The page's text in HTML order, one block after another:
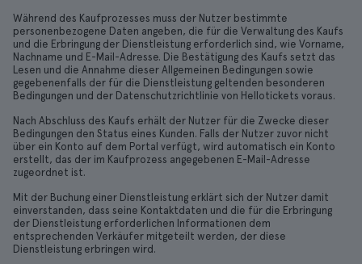
Während des Kaufprozesses muss der Nutzer bestimmte
personenbezogene Daten angeben, die für die Verwaltung des Kaufs
und die Erbringung der Dienstleistung erforderlich sind, wie Vorname,
Nachname und E-Mail-Adresse. Die Bestätigung des Kaufs setzt das
Lesen und die Annahme dieser Allgemeinen Bedingungen sowie
gegebenenfalls der für die Dienstleistung geltenden besonderen
Bedingungen und der Datenschutzrichtlinie von Hellotickets voraus.
Nach Abschluss des Kaufs erhält der Nutzer für die Zwecke dieser
Bedingungen den Status eines Kunden. Falls der Nutzer zuvor nicht
über ein Konto auf dem Portal verfügt, wird automatisch ein Konto
erstellt, das der im Kaufprozess angegebenen E-Mail-Adresse
zugeordnet ist.
Mit der Buchung einer Dienstleistung erklärt sich der Nutzer damit
einverstanden, dass seine Kontaktdaten und die für die Erbringung
der Dienstleistung erforderlichen Informationen dem
entsprechenden Verkäufer mitgeteilt werden, der diese
Dienstleistung erbringen wird.